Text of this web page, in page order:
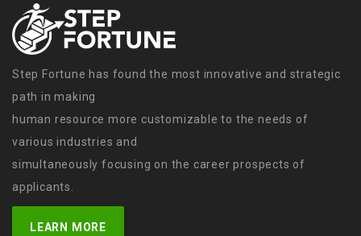
Step Fortune has found the most innovative and strategic
path in making
human resource more customizable to the needs of
various industries and
simultaneously focusing on the career prospects of
applicants.
LEARN MORE